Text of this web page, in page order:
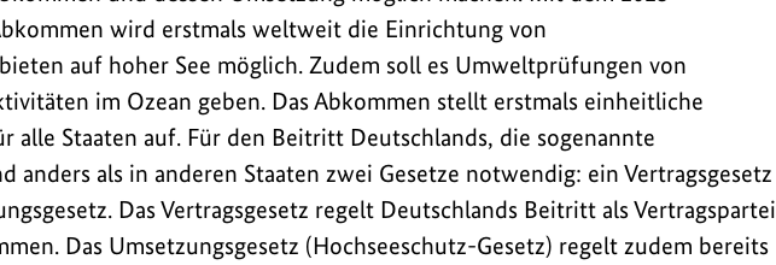
wird erstmals weltweit die Einrichtung von
auf hoher See möglich. Zudem soll es Umweltprüfungen von
im Ozean geben. Das Abkommen stellt erstmals einheitliche
alle Staaten auf. Für den Beitritt Deutschlands, die sogenannte
anders als in anderen Staaten zwei Gesetze notwendig: ein Vertragsgesetz
Das Vertragsgesetz regelt Deutschlands Beitritt als Vertragspartei
Das Umsetzungsgesetz (Hochseeschutz-Gesetz) regelt zudem bereits